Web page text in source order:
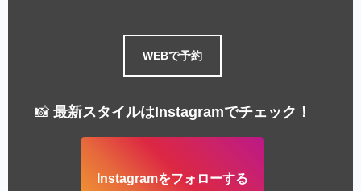
WEBで予約
📸 最新スタイルはInstagramでチェック！
Instagramをフォローする